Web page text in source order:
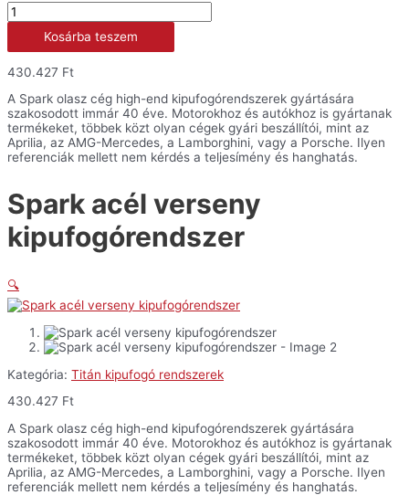
Spark
acél
verseny
kipufogórendszer
mennyiség
Kosárba teszem
430.427 Ft
A Spark olasz cég high-end kipufogórendszerek gyártására
szakosodott immár 40 éve. Motorokhoz és autókhoz is gyártanak
termékeket, többek közt olyan cégek gyári beszállítói, mint az
Aprilia, az AMG-Mercedes, a Lamborghini, vagy a Porsche. Ilyen
referenciák mellett nem kérdés a teljesímény és hanghatás.
Spark acél verseny
kipufogórendszer
🔍
Kategória: Titán kipufogó rendszerek
430.427 Ft
A Spark olasz cég high-end kipufogórendszerek gyártására
szakosodott immár 40 éve. Motorokhoz és autókhoz is gyártanak
termékeket, többek közt olyan cégek gyári beszállítói, mint az
Aprilia, az AMG-Mercedes, a Lamborghini, vagy a Porsche. Ilyen
referenciák mellett nem kérdés a teljesímény és hanghatás.